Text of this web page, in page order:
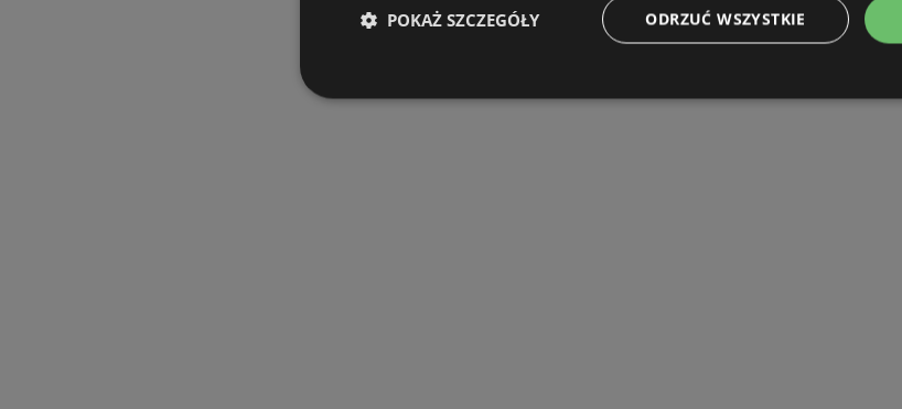
ODRZUĆ WSZYSTKIE
POKAŻ SZCZEGÓŁY